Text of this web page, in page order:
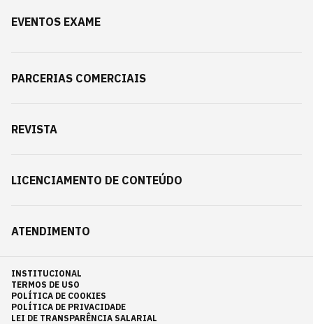
EVENTOS EXAME
PARCERIAS COMERCIAIS
REVISTA
LICENCIAMENTO DE CONTEÚDO
ATENDIMENTO
INSTITUCIONAL
TERMOS DE USO
POLÍTICA DE COOKIES
POLÍTICA DE PRIVACIDADE
LEI DE TRANSPARÊNCIA SALARIAL